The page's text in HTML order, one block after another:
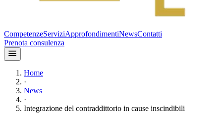
CompetenzeServiziApprofondimentiNewsContatti
Prenota consulenza
Home
·
News
·
Integrazione del contraddittorio in cause inscindibili